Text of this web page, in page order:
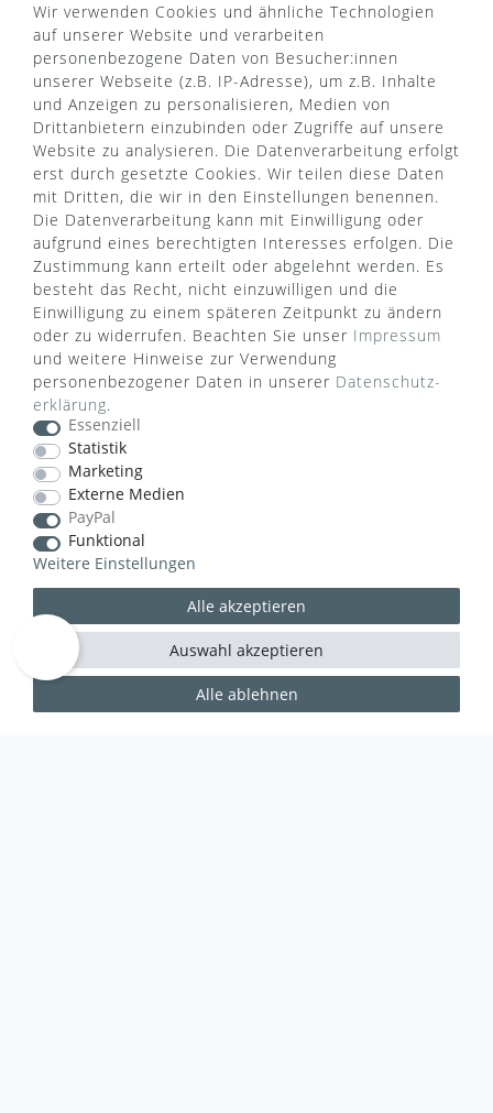
INFORMATIONEN
Über uns
Kontaktformular
FAQ
Türgriff Lexikon
Widerrufsrecht
Sitemap
AGB
Zahlung & Versand
Datenschutz
Impressum
Rücksendung
Markenwelt
Widerruf erklären
ZAHLUNGSARTEN
VERSANDART
Wir verwenden Cookies und ähnliche Technologien
auf unserer Website und verarbeiten
personenbezogene Daten von Besucher:innen
unserer Webseite (z.B. IP-Adresse), um z.B. Inhalte
und Anzeigen zu personalisieren, Medien von
Drittanbietern einzubinden oder Zugriffe auf unsere
Website zu analysieren. Die Datenverarbeitung erfolgt
erst durch gesetzte Cookies. Wir teilen diese Daten
mit Dritten, die wir in den Einstellungen benennen.
Die Datenverarbeitung kann mit Einwilligung oder
aufgrund eines berechtigten Interesses erfolgen. Die
Zustimmung kann erteilt oder abgelehnt werden. Es
besteht das Recht, nicht einzuwilligen und die
Einwilligung zu einem späteren Zeitpunkt zu ändern
oder zu widerrufen. Beachten Sie unser Impressum
und weitere Hinweise zur Verwendung
personenbezogener Daten in unserer Daten­schutz­
erklärung.
Essenziell
Statistik
Marketing
Externe Medien
PayPal
Funktional
Weitere Einstellungen
Alle akzeptieren
Alle ablehnen
Auswahl akzeptieren